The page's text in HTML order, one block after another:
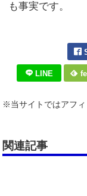
も事実です。
LINE
※当サイトではアフィ
関連記事